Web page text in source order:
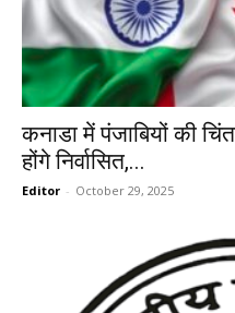
कनाडा में पंजाबियों की
होंगे निर्वासित,...
Editor - October 29, 2025